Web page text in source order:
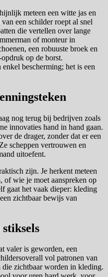
meteen een witte jas en
een schilder roept al snel
die vertellen over lange
of monteur in
een robuuste broek en
op de borst.
bescherming; het is een
nog terug bij bedrijven zoals
innovaties hand in hand gaan.
de drager, zonder dat er een
scheppen vertrouwen en
uitoefent.
zijn. Je herkent meteen
wie je moet aanspreken op
gaat het vaak dieper: kleding
zichtbaar bewijs van
valer is geworden, een
vol patronen van
zichtbaar worden in kleding.